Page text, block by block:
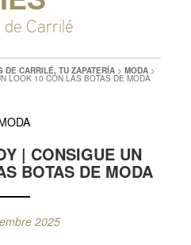
de Carrilé
DE CARRILÉ, TU ZAPATERÍA> MODA>
LOOK 10 CON LAS BOTAS DE MODA
| CONSIGUE UN
BOTAS DE MODA
2025